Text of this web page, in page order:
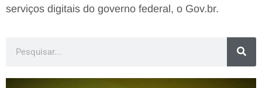
serviços digitais do governo federal, o Gov.br.